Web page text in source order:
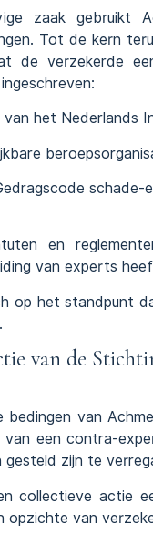
zaak gebruikt
Tot de kern
de verzekerde
het Nederlands
en
van experts
op het standpunt
van de
bedingen van
van een contra-
zijn te
collectieve actie
opzichte van